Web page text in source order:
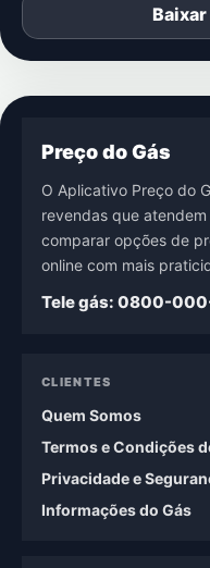
Preço do Gás
O Aplicativo Preço do
revendas que
comparar opções de
online com mais
Tele gás: 0800-
CLIENTES
Quem Somos
Termos e Condições
Privacidade e
Informações do Gás